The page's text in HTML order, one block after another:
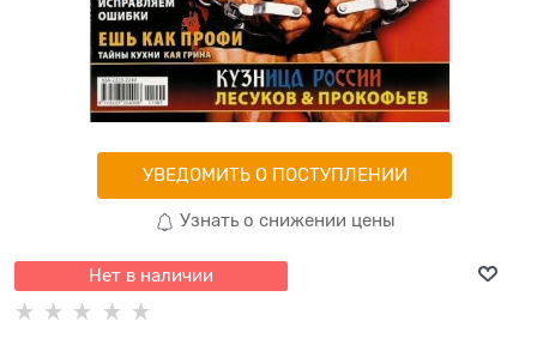
УВЕДОМИТЬ О ПОСТУПЛЕНИИ
Узнать о снижении цены
Нет в наличии